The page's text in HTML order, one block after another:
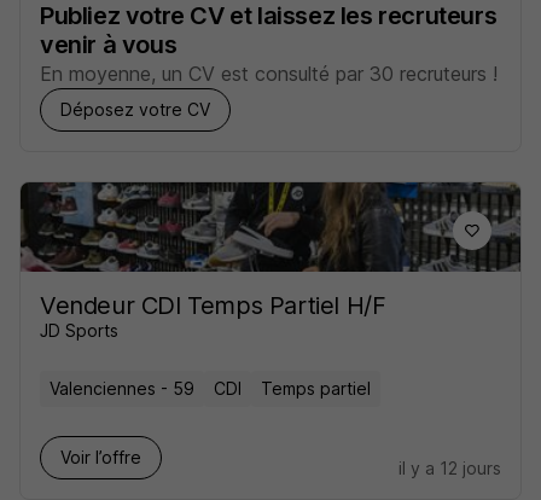
Publiez votre CV et laissez les recruteurs
venir à vous
En moyenne, un CV est consulté par 30 recruteurs !
Déposez votre CV
Vendeur CDI Temps Partiel H/F
JD Sports
Valenciennes - 59 CDI Temps partiel
Voir l’offre
il y a 12 jours